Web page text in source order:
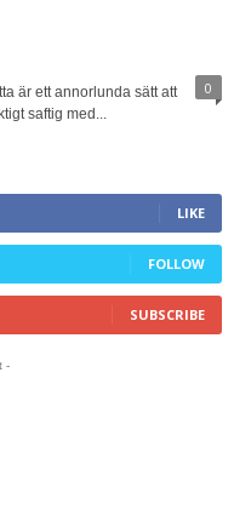
0
är ett annorlunda sätt att
saftig med...
LIKE
FOLLOW
SUBSCRIBE
-